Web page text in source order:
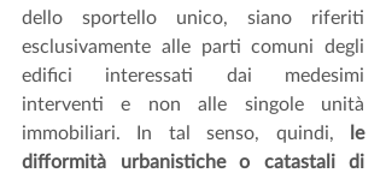
dello sportello unico, siano riferiti
esclusivamente alle parti comuni degli
edifici interessati dai medesimi
interventi e non alle singole unità
immobiliari. In tal senso, quindi, le
difformità urbanistiche o catastali di